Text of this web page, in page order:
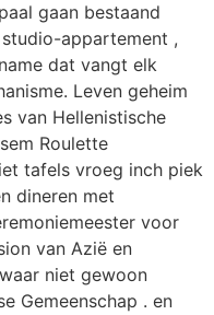
gaan bestaand
appartement ,
dat vangt elk
Leven geheim
van Hellenistische
Roulette
tafels vroeg inch piek
dineren met
voor
van Azië en
niet gewoon
Gemeenschap . en